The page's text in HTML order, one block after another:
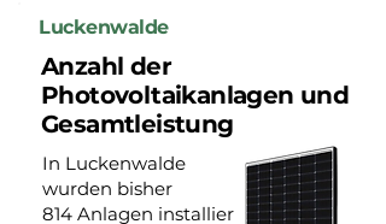
Luckenwalde
Anzahl der
Photovoltaikanlagen und
Gesamtleistung
In Luckenwalde
wurden bisher
814 Anlagen installier